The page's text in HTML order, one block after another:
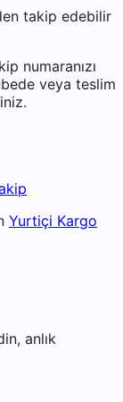
takip edebilir
numaranızı
veya teslim
Yurtiçi Kargo
anlık